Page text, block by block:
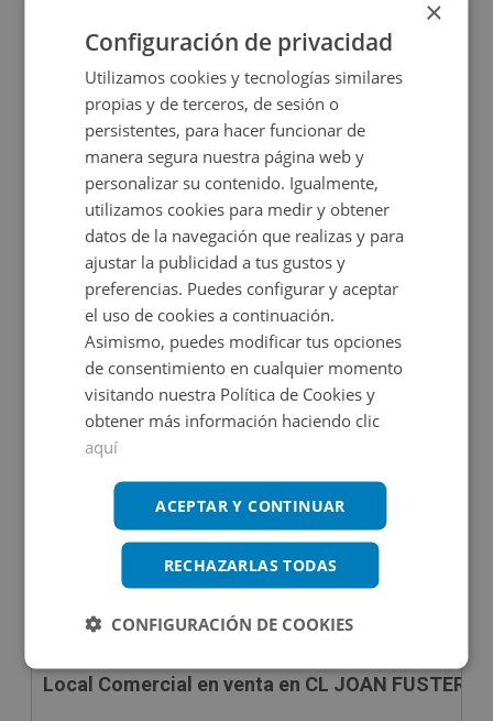
Local Comercial en venta en CL ULLDECONA, 1
Impuestos no incluidos
155.000€
92,9m2 2Baños
Local Comercial en venta en CL JOAN FUSTER, -
×
Configuración de privacidad
Utilizamos cookies y tecnologías similares
propias y de terceros, de sesión o
persistentes, para hacer funcionar de
manera segura nuestra página web y
personalizar su contenido. Igualmente,
utilizamos cookies para medir y obtener
datos de la navegación que realizas y para
ajustar la publicidad a tus gustos y
preferencias. Puedes configurar y aceptar
el uso de cookies a continuación.
Asimismo, puedes modificar tus opciones
de consentimiento en cualquier momento
visitando nuestra Política de Cookies y
obtener más información haciendo clic
aquí
ACEPTAR Y CONTINUAR
RECHAZARLAS TODAS
CONFIGURACIÓN DE COOKIES